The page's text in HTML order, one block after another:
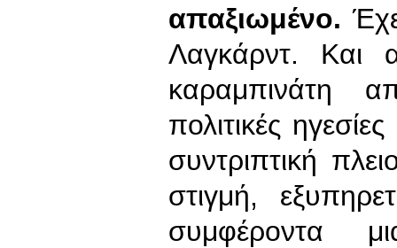
απαξιωμένο.
Λαγκάρντ. Και
καραμπινάτη
πολιτικές
συντριπτική
στιγμή,
συμφέροντα